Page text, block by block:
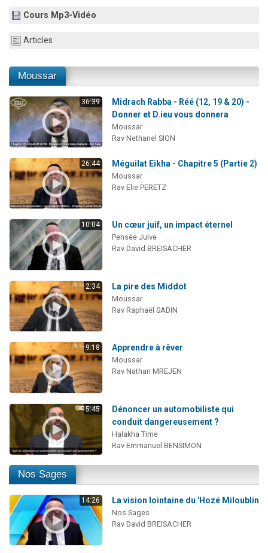
Cours Mp3-Vidéo
Articles
Moussar
36:39
Midrach Rabba - Réé (12, 19 & 20) -
Donner et D.ieu vous donnera
Moussar
Rav Nethanel SION
26:44 Méguilat Eikha - Chapitre 5 (Partie 2)
Moussar
Rav Elie PERETZ
10:04 Un cœur juif, un impact éternel
Pensée Juive
Rav David BREISACHER
2:34 La pire des Middot
Moussar
Rav Raphaël SADIN
9:18 Apprendre à rêver
Moussar
Rav Nathan MREJEN
5:45
Dénoncer un automobiliste qui
conduit dangereusement ?
Halakha Time
Rav Emmanuel BENSIMON
Nos Sages
14:26 La vision lointaine du 'Hozé Miloublin
Nos Sages
Rav David BREISACHER